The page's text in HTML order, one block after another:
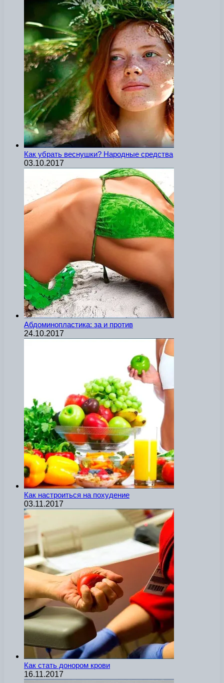
Как убрать веснушки? Народные средства
03.10.2017
Абдоминопластика: за и против
24.10.2017
Как настроиться на похудение
03.11.2017
Как стать донором крови
16.11.2017